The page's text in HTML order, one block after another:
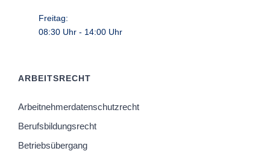
Freitag:
08:30 Uhr - 14:00 Uhr
ARBEITSRECHT
Arbeitnehmerdatenschutzrecht
Berufsbildungsrecht
Betriebsübergang